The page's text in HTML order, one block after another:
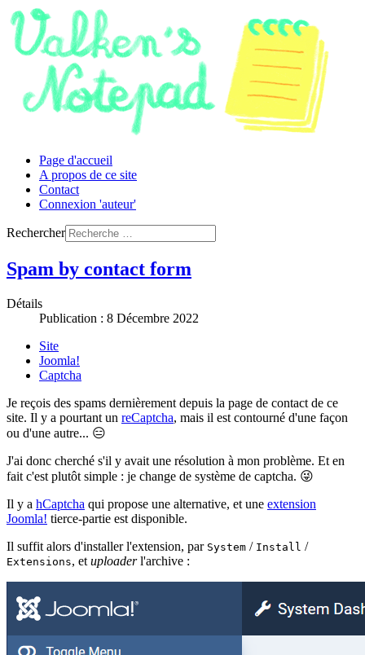
Page d'accueil
A propos de ce site
Contact
Connexion 'auteur'
Rechercher
Spam by contact form
Détails
Publication : 8 Décembre 2022
Site
Joomla!
Captcha
Je reçois des spams dernièrement depuis la page de contact de ce
site. Il y a pourtant un reCaptcha, mais il est contourné d'une façon
ou d'une autre... 😑
J'ai donc cherché s'il y avait une résolution à mon problème. Et en
fait c'est plutôt simple : je change de système de captcha. 😜
Il y a hCaptcha qui propose une alternative, et une extension
Joomla! tierce-partie est disponible.
Il suffit alors d'installer l'extension, par System / Install /
Extensions, et uploaderl'archive :